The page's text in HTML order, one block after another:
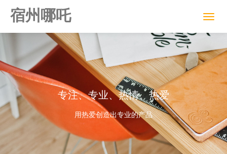
宿州哪吒
专注、专业、热情、热爱
用热爱创造出专业的产品